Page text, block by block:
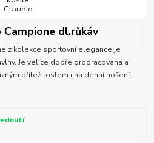
dl.růkáv
z kolekce sportovní elegance je
Je velice dobře propracovaná a
příležitostem i na denní nošení.